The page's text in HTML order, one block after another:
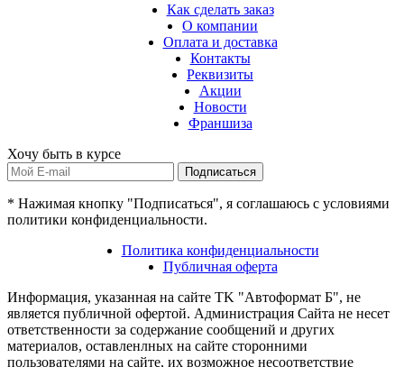
Как сделать заказ
О компании
Оплата и доставка
Контакты
Реквизиты
Акции
Новости
Франшиза
Хочу быть в курсе
Подписаться
* Нажимая кнопку "Подписаться", я соглашаюсь с условиями
политики конфиденциальности.
Политика конфиденциальности
Публичная оферта
Информация, указанная на сайте TK "Автоформат Б", не
является публичной офертой. Администрация Сайта не несет
ответственности за содержание сообщений и других
материалов, оставленлных на сайте сторонними
пользователями на сайте, их возможное несоответствие